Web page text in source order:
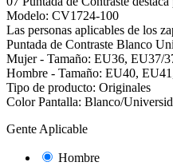
Modelo: CV1724-100
Las personas aplicables de los
Puntada de Contraste Blanco
Mujer - Tamaño: EU36, EU37/
Hombre - Tamaño: EU40,
Tipo de producto: Originales
Color Pantalla: Blanco/
Gente Aplicable
Hombre